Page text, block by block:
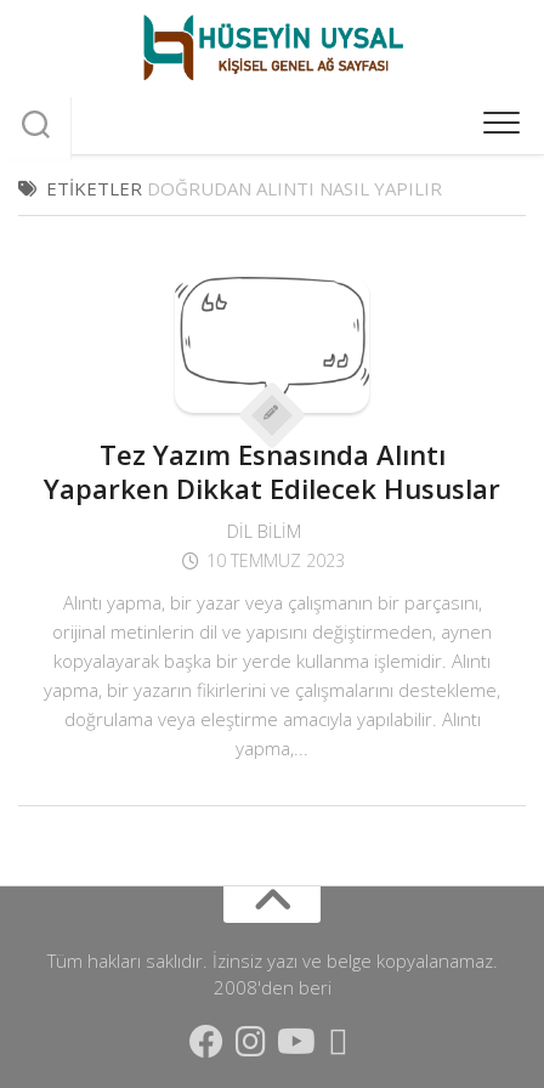
ETIKETLER DOĞRUDAN ALINTI NASIL YAPILIR
Tez Yazım Esnasında Alıntı
Yaparken Dikkat Edilecek Hususlar
DIL BILIM
10 TEMMUZ 2023
Alıntı yapma, bir yazar veya çalışmanın bir parçasını,
orijinal metinlerin dil ve yapısını değiştirmeden, aynen
kopyalayarak başka bir yerde kullanma işlemidir. Alıntı
yapma, bir yazarın fikirlerini ve çalışmalarını destekleme,
doğrulama veya eleştirme amacıyla yapılabilir. Alıntı
yapma,...
Tüm hakları saklıdır. İzinsiz yazı ve belge kopyalanamaz.
2008'den beri